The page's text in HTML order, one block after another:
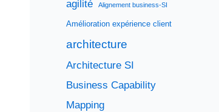
agilité Alignement business-SI
Amélioration expérience client
architecture
Architecture SI
Business Capability
Mapping